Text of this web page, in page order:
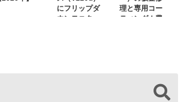
にフリップダ
ウンモニター
理と専用コー
ティング！費